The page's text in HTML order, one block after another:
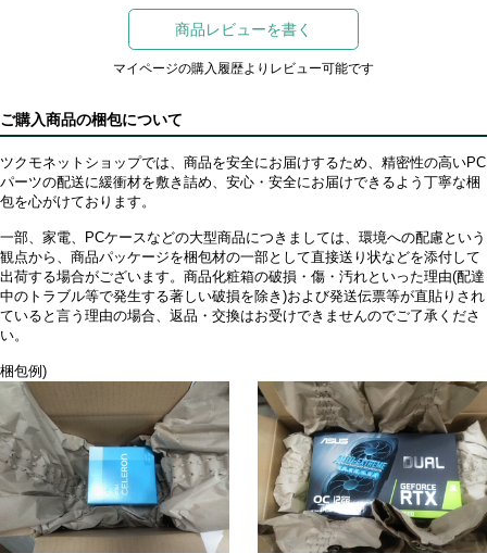
商品レビューを書く
マイページの購入履歴よりレビュー可能です
ご購入商品の梱包について
ツクモネットショップでは、商品を安全にお届けするため、精密性の高いPC
パーツの配送に緩衝材を敷き詰め、安心・安全にお届けできるよう丁寧な梱
包を心がけております。
一部、家電、PCケースなどの大型商品につきましては、環境への配慮という
観点から、商品パッケージを梱包材の一部として直接送り状などを添付して
出荷する場合がございます。商品化粧箱の破損・傷・汚れといった理由(配達
中のトラブル等で発生する著しい破損を除き)および発送伝票等が直貼りされ
ていると言う理由の場合、返品・交換はお受けできませんのでご了承くださ
い。
梱包例)